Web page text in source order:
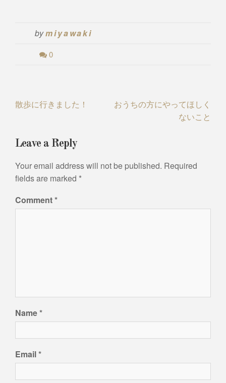
bymiyawaki
0
Post
散歩に行きました！
おうちの方にやってほしく
ないこと
Leave a Reply
Your email address will not be published. Required
fields are marked *
Comment*
Name*
Email*